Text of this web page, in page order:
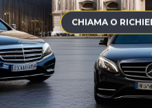
CHIAMA O